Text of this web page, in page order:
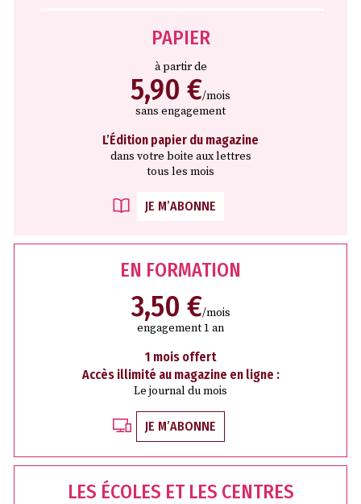
PAPIER
à partir de
5,90 €/mois
sans engagement
L’Édition papier du magazine
dans votre boite aux lettres
tous les mois
JE M’ABONNE
EN FORMATION
3,50 €/mois
engagement 1 an
1 mois offert
Accès illimité au magazine en ligne :
Le journal du mois
JE M’ABONNE
LES ÉCOLES ET LES CENTRES